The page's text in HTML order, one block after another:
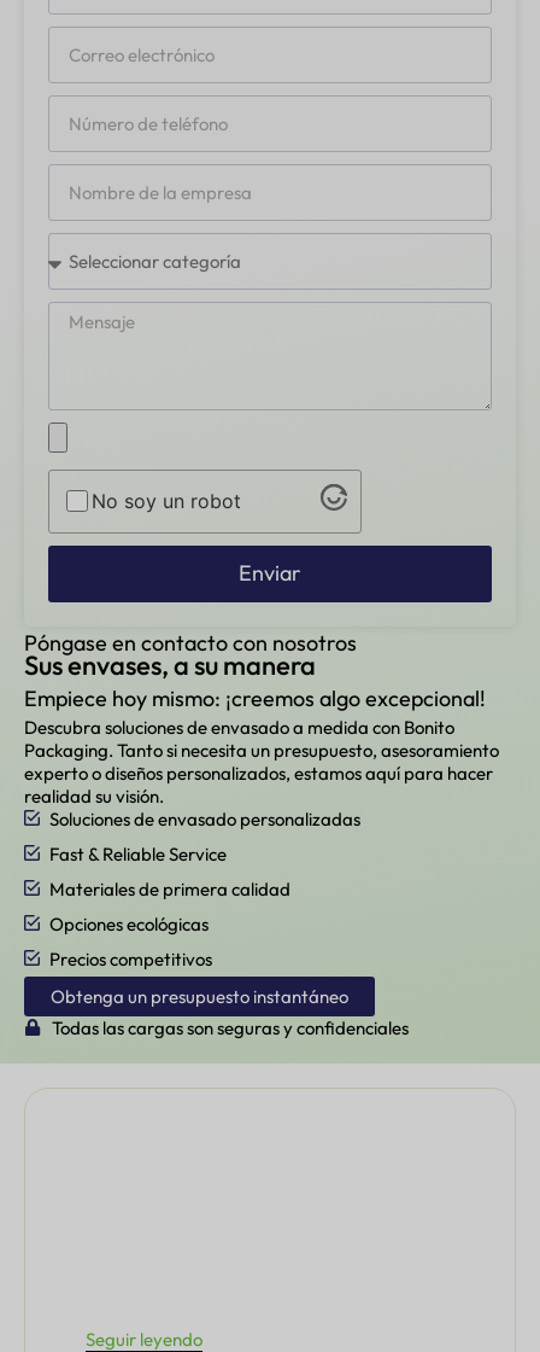
Póngase en contacto con nosotros
Sus envases, a su manera
Empiece hoy mismo: ¡creemos algo excepcional!
Descubra soluciones de envasado a medida con Bonito
Packaging. Tanto si necesita un presupuesto, asesoramiento
experto o diseños personalizados, estamos aquí para hacer
realidad su visión.
Soluciones de envasado personalizadas
Fast & Reliable Service
Materiales de primera calidad
Opciones ecológicas
Precios competitivos
Obtenga un presupuesto instantáneo
Todas las cargas son seguras y confidenciales
No soy un robot
Enviar
Seguir leyendo